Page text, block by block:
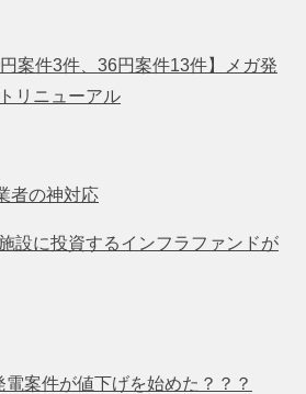
円案件3件、36円案件13件】メガ発
リニューアル
者の神対応
設に投資するインフラファンドが
案件が値下げを始めた？？？